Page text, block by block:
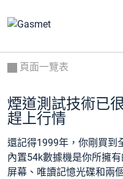
頁面一覽表
煙道測試技術已
趕上行情
還記得1999年，你剛買到
內置54k數據機是你所擁
屏幕、唯讀記憶光碟和兩